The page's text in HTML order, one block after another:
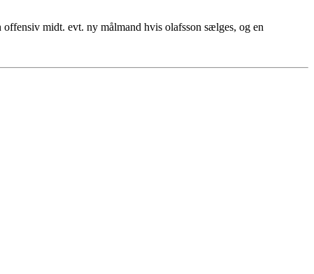
midt. evt. ny målmand hvis olafsson sælges, og en